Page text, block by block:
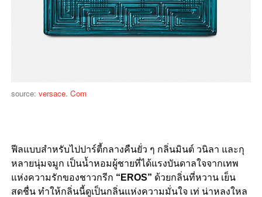
source: versace. Com
ฟีลแบบสำหรับไปปาร์ตี้กลางคืนยั่ว ๆ กลิ่นมินต์ วนิลา และกุ
หลายนุ่มจมูก เป็นน้ำหอมผู้ชายที่ได้แรงบันดาลใจจากเทพ
แห่งความรักของชาวกรีก “EROS” ด้วยกลิ่นที่หวาน เย็น
สดชื่น ทำให้กลิ่นนี้ดูเป็นกลิ่นแห่งความมั่นใจ เท่ น่าหลงใหล